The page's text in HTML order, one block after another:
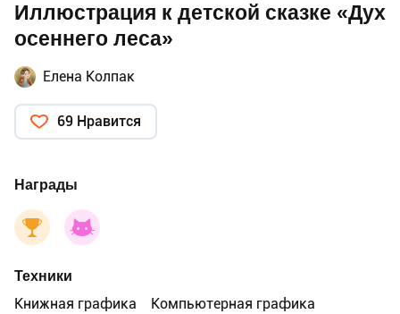
Иллюстрация к детской сказке «Дух
осеннего леса»
Елена Колпак
69 Нравится
Награды
Техники
Книжная графика
Компьютерная графика